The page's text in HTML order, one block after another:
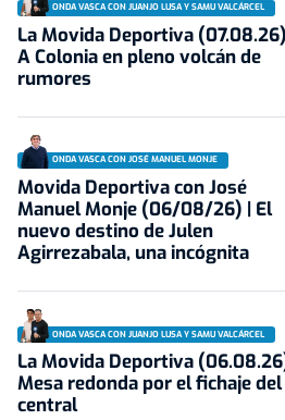
ONDA VASCA CON JUANJO LUSA Y SAMU VALCÁRCEL
La Movida Deportiva
A Colonia en pleno volcán de
rumores
ONDA VASCA CON JOSÉ MANUEL MONJE
Movida Deportiva con José
Manuel Monje (06/08/26) | El
nuevo destino de Julen
Agirrezabala, una incógnita
ONDA VASCA CON JUANJO LUSA Y SAMU VALCÁRCEL
La Movida Deportiva
Mesa redonda por el fichaje del
central